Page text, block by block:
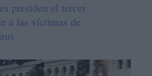
presiden el tercer
a las víctimas de